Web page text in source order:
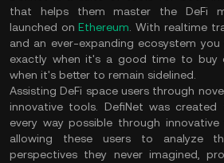
that helps them master the DeFi
launched onEthereum . With realtime
and an ever-expanding ecosystem
exactly when it's a good time to buy
when it's better to remain sidelined.
Assisting DeFi space users through
innovative tools. DefiNet was created
every way possible through
allowing these users to analyze
perspectives they never imagined,